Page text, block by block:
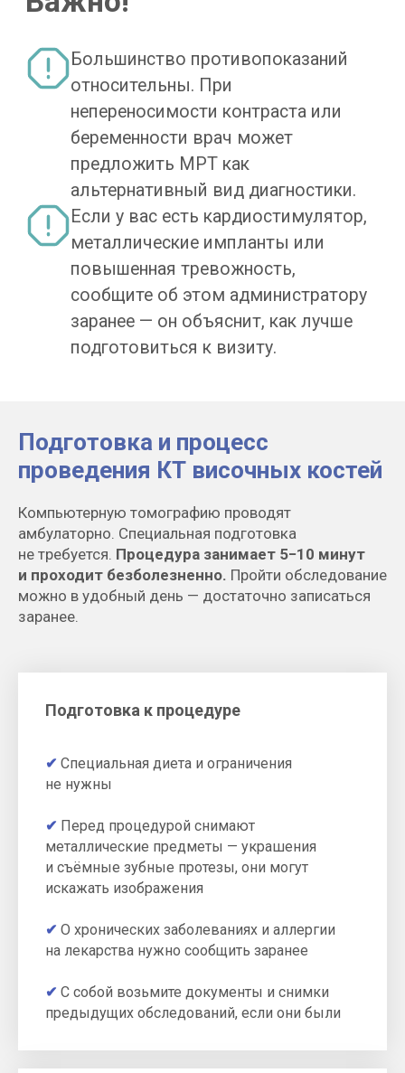
Подготовка и процесс
проведения КТ височных костей
Компьютерную томографию проводят
амбулаторно. Специальная подготовка
не требуется. Процедура занимает 5−10 минут
и проходит безболезненно. Пройти обследование
можно в удобный день — достаточно записаться
заранее.
Подготовка к процедуре
✔ Специальная диета и ограничения
не нужны
✔ Перед процедурой снимают
металлические предметы — украшения
и съёмные зубные протезы, они могут
искажать изображения
✔ О хронических заболеваниях и аллергии
на лекарства нужно сообщить заранее
✔ С собой возьмите документы и снимки
предыдущих обследований, если они были